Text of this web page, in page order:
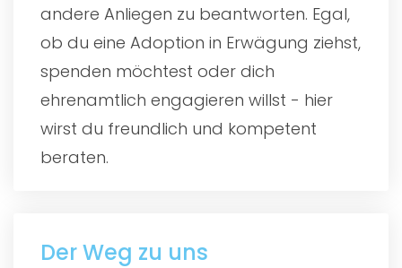
andere Anliegen zu beantworten. Egal,
ob du eine Adoption in Erwägung ziehst,
spenden möchtest oder dich
ehrenamtlich engagieren willst - hier
wirst du freundlich und kompetent
beraten.
Der Weg zu uns